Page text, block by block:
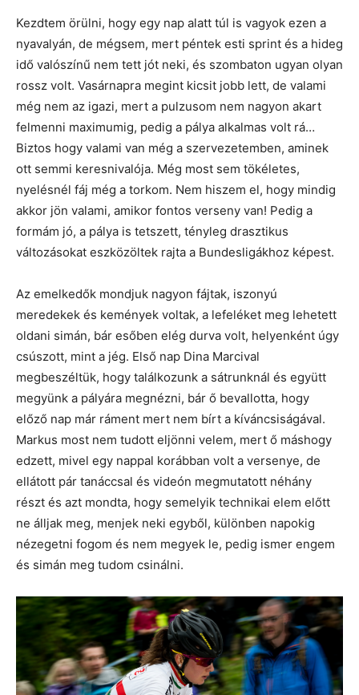
Kezdtem örülni, hogy egy nap alatt túl is vagyok ezen a
nyavalyán, de mégsem, mert péntek esti sprint és a hideg
idő valószínű nem tett jót neki, és szombaton ugyan olyan
rossz volt. Vasárnapra megint kicsit jobb lett, de valami
még nem az igazi, mert a pulzusom nem nagyon akart
felmenni maximumig, pedig a pálya alkalmas volt rá…
Biztos hogy valami van még a szervezetemben, aminek
ott semmi keresnivalója. Még most sem tökéletes,
nyelésnél fáj még a torkom. Nem hiszem el, hogy mindig
akkor jön valami, amikor fontos verseny van! Pedig a
formám jó, a pálya is tetszett, tényleg drasztikus
változásokat eszközöltek rajta a Bundesligákhoz képest.
Az emelkedők mondjuk nagyon fájtak, iszonyú
meredekek és kemények voltak, a lefeléket meg lehetett
oldani simán, bár esőben elég durva volt, helyenként úgy
csúszott, mint a jég. Első nap Dina Marcival
megbeszéltük, hogy találkozunk a sátrunknál és együtt
megyünk a pályára megnézni, bár ő bevallotta, hogy
előző nap már ráment mert nem bírt a kíváncsiságával.
Markus most nem tudott eljönni velem, mert ő máshogy
edzett, mivel egy nappal korábban volt a versenye, de
ellátott pár tanáccsal és videón megmutatott néhány
részt és azt mondta, hogy semelyik technikai elem előtt
ne álljak meg, menjek neki egyből, különben napokig
nézegetni fogom és nem megyek le, pedig ismer engem
és simán meg tudom csinálni.